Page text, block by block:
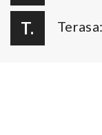
T.